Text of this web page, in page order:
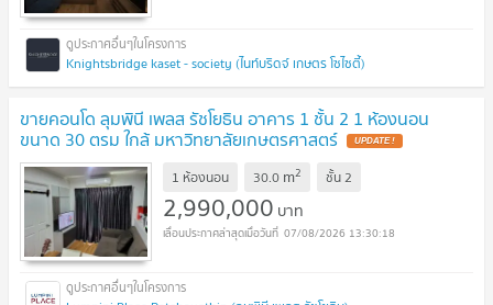
Knightsbridge kaset - society (ไนท์บริดจ์ เกษตร โซไซตี้)
ขายคอนโด ลุมพินี เพลส รัชโยธิน อาคาร 1 ชั้น 2 1 ห้องนอน
ขนาด 30 ตรม ใกล้ มหาวิทยาลัยเกษตรศาสตร์ UPDATE !
1 ห้องนอน 30.0 m2 ชั้น2
2,990,000 บาท
07/08/2026 13:30:18